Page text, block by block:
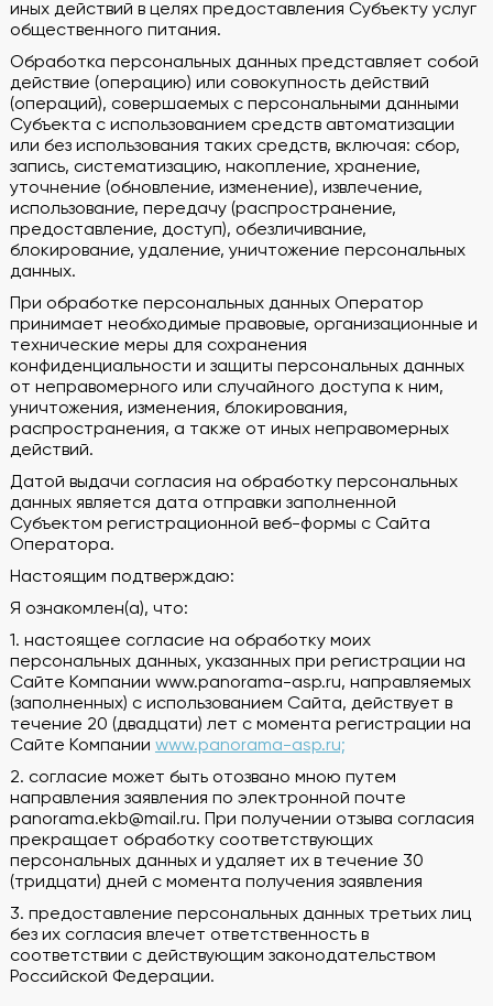
иных действий в целях предоставления Субъекту услуг
общественного питания.
Обработка персональных данных представляет собой
действие (операцию) или совокупность действий
(операций), совершаемых с персональными данными
Субъекта с использованием средств автоматизации
или без использования таких средств, включая: сбор,
запись, систематизацию, накопление, хранение,
уточнение (обновление, изменение), извлечение,
использование, передачу (распространение,
предоставление, доступ), обезличивание,
блокирование, удаление, уничтожение персональных
данных.
При обработке персональных данных Оператор
принимает необходимые правовые, организационные и
технические меры для сохранения
конфиденциальности и защиты персональных данных
от неправомерного или случайного доступа к ним,
уничтожения, изменения, блокирования,
распространения, а также от иных неправомерных
действий.
Датой выдачи согласия на обработку персональных
данных является дата отправки заполненной
Субъектом регистрационной веб-формы с Сайта
Оператора.
Настоящим подтверждаю:
Я ознакомлен(а), что:
1. настоящее согласие на обработку моих
персональных данных, указанных при регистрации на
Сайте Компании www.panorama-asp.ru, направляемых
(заполненных) с использованием Cайта, действует в
течение 20 (двадцати) лет с момента регистрации на
Cайте Компании www.panorama-asp.ru;
2. согласие может быть отозвано мною путем
направления заявления по электронной почте
panorama.ekb@mail.ru. При получении отзыва согласия
прекращает обработку соответствующих
персональных данных и удаляет их в течение 30
(тридцати) дней с момента получения заявления
3. предоставление персональных данных третьих лиц
без их согласия влечет ответственность в
соответствии с действующим законодательством
Российской Федерации.